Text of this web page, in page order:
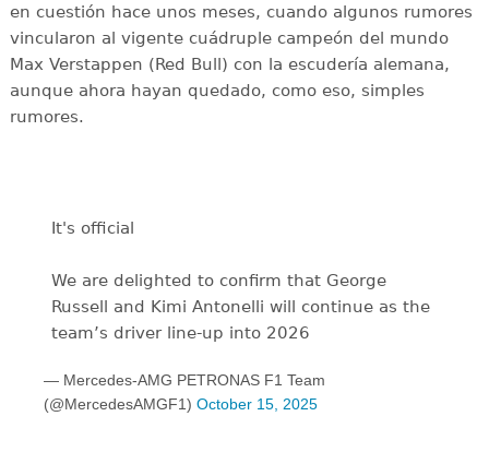
en cuestión hace unos meses, cuando algunos rumores
vincularon al vigente cuádruple campeón del mundo
Max Verstappen (Red Bull) con la escudería alemana,
aunque ahora hayan quedado, como eso, simples
rumores.
It's official
We are delighted to confirm that George
Russell and Kimi Antonelli will continue as the
team’s driver line-up into 2026
— Mercedes-AMG PETRONAS F1 Team
(@MercedesAMGF1) October 15, 2025